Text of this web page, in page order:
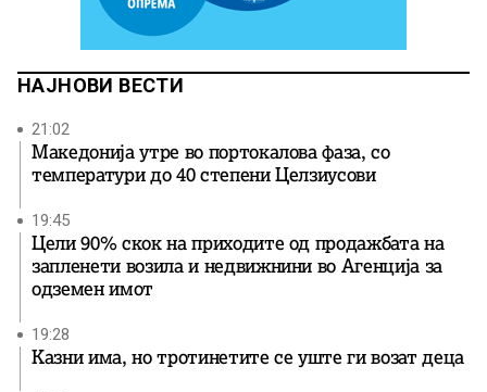
НАЈНОВИ ВЕСТИ
21:02
Македонија утре во портокалова фаза, со
температури до 40 степени Целзиусови
19:45
Цели 90% скок на приходите од продажбата на
запленети возила и недвижнини во Агенција за
одземен имот
19:28
Казни има, но тротинетите се уште ги возат деца